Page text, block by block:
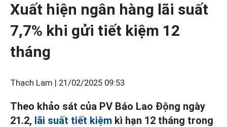
Xuất hiện ngân hàng lãi suất
7,7% khi gửi tiết kiệm 12
tháng
Thạch Lam | 21/02/2025 09:53
Theo khảo sát của PV Báo Lao Động ngày
21.2, lãi suất tiết kiệm kì hạn 12 tháng trong